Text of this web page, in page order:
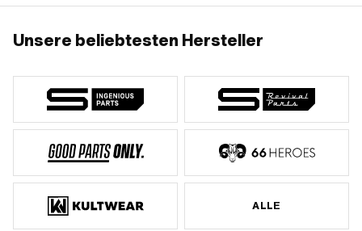
Unsere beliebtesten Hersteller
ALLE